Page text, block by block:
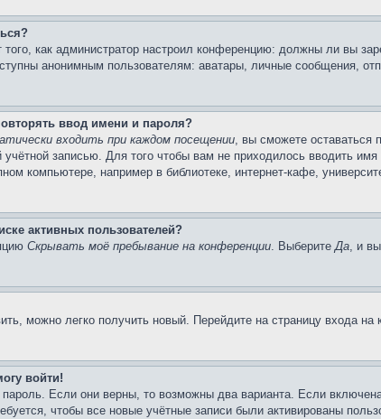
как администратор настроил конференцию: должны ли вы
анонимным пользователям: аватары, личные сообщения,
ввод имени и пароля?
входить при каждом посещении, вы сможете оставаться
учётной записью. Для того чтобы вам не приходилось вводить
компьютере, например в библиотеке, интернет-кафе,
активных пользователей?
Скрывать моё пребывание на конференции. ВыберитеДа, и
можно легко получить новый. Перейдите на страницу входа
войти!
Если они верны, то возможны два варианта. Если
чтобы все новые учётные записи были активированы